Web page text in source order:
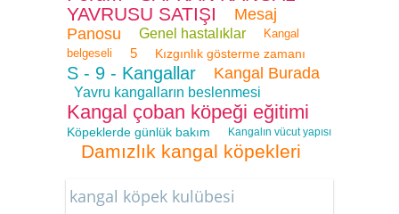
YAVRUSU SATIŞI
Mesaj
Panosu
Genel hastalıklar
Kangal
belgeseli
5 Kızgınlık gösterme zamanı
S - 9 - Kangallar Kangal Burada
Yavru kangalların beslenmesi
Kangal çoban köpeği eğitimi
Köpeklerde günlük bakım Kangalın vücut yapısı
Damızlık kangal köpekleri
kangal köpek kulübesi